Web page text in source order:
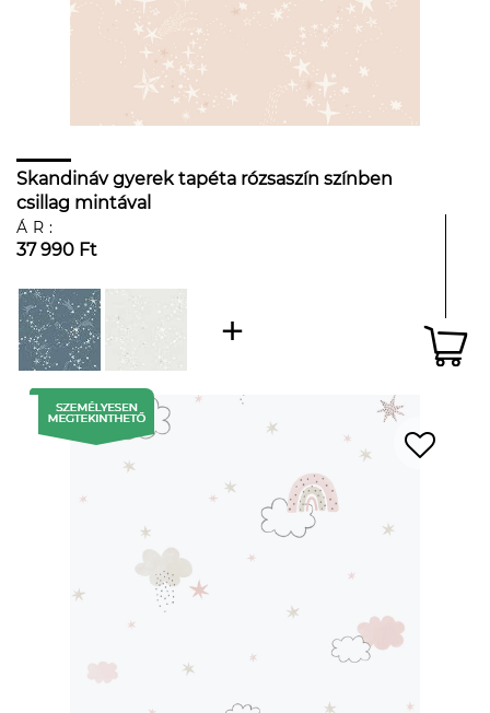
Skandináv gyerek tapéta rózsaszín színben
csillag mintával
ÁR:
37 990 Ft